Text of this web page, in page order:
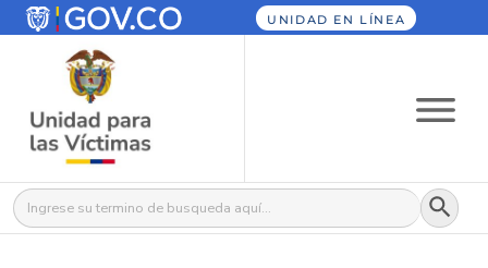
UNIDAD EN LÍNEA
Buscar: Botón